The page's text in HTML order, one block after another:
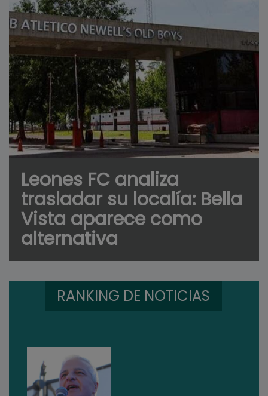
Leones FC analiza
trasladar su localía: Bella
Vista aparece como
alternativa
RANKING DE NOTICIAS